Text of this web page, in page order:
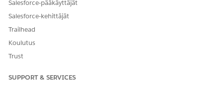
Salesforce-pääkäyttäjät
Salesforce-kehittäjät
Trailhead
Koulutus
Trust
SUPPORT & SERVICES